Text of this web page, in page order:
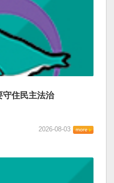
守住民主法治
2026-08-03